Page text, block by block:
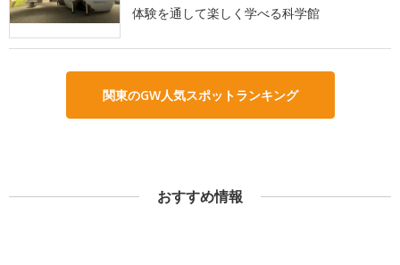
体験を通して楽しく学べる科学館
関東のGW人気スポットランキング
おすすめ情報